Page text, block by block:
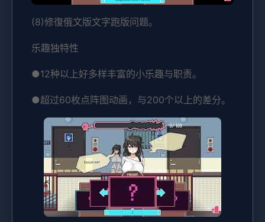
(8)修復俄文版文字跑版问题。
乐趣独特性
●12种以上好多样丰富的小乐趣与职责。
●超过60枚点阵图动画，与200个以上的差分。